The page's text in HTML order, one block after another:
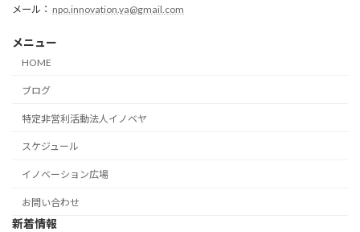
メール： npo.innovation.ya@gmail.com
メニュー
HOME
ブログ
特定非営利活動法人イノベヤ
スケジュール
イノベーション広場
お問い合わせ
新着情報